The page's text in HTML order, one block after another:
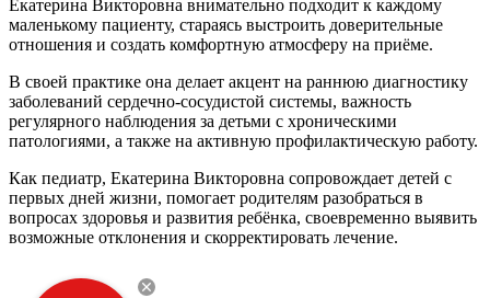
Екатерина Викторовна внимательно подходит к каждому
маленькому пациенту, стараясь выстроить доверительные
отношения и создать комфортную атмосферу на приёме.
В своей практике она делает акцент на раннюю диагностику
заболеваний сердечно-сосудистой системы, важность
регулярного наблюдения за детьми с хроническими
патологиями, а также на активную профилактическую работу.
Как педиатр, Екатерина Викторовна сопровождает детей с
первых дней жизни, помогает родителям разобраться в
вопросах здоровья и развития ребёнка, своевременно выявить
возможные отклонения и скорректировать лечение.